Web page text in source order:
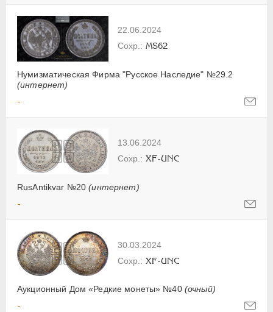
22.06.2024
Нумизматическая Фирма "Русское Наследие" №29.2
(интернет)
MS62
-
13.06.2024
RusAntikvar №20(интернет)
XF-UNC
-
30.03.2024
Аукционный Дом «Редкие монеты» №40 (очный)
XF-UNC
-